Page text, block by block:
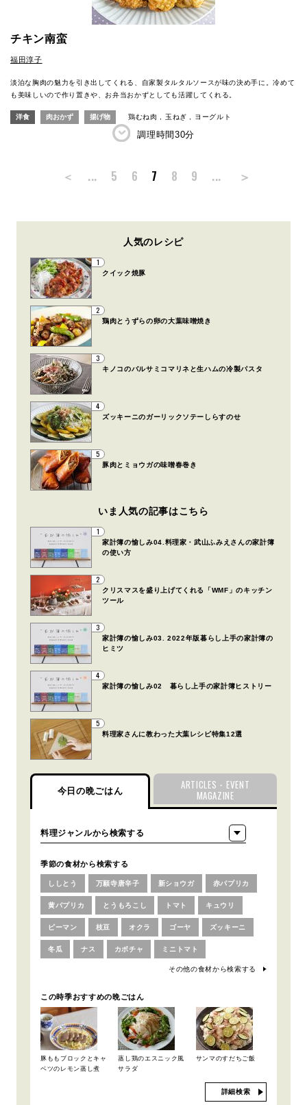
チキン南蛮
福田淳子
淡泊な胸肉の魅力を引き出してくれる、自家製タルタルソースが味の決め手に。冷めて
も美味しいので作り置きや、お弁当おかずとしても活躍してくれる。
洋食 肉おかず 揚げ物 鶏むね肉 玉ねぎ ヨーグルト
調理時間30分
＜ ... 5 6 7 8 9 ... ＞
人気のレシピ
1
クイック焼豚
2
鶏肉とうずらの卵の大葉味噌焼き
3
キノコのバルサミコマリネと生ハムの冷製パスタ
4
ズッキーニのガーリックソテーしらすのせ
5
豚肉とミョウガの味噌春巻き
いま人気の記事はこちら
1
家計簿の愉しみ04.料理家・武山ふみえさんの家計簿
の使い方
2
クリスマスを盛り上げてくれる「WMF」のキッチン
ツール
3
家計簿の愉しみ03. 2022年版暮らし上手の家計簿の
ヒミツ
4
家計簿の愉しみ02 暮らし上手の家計簿ヒストリー
5
料理家さんに教わった大葉レシピ特集12選
今日の晩ごはん
ARTICLES・EVENT
MAGAZINE
季節の食材から検索する
ししとう 万願寺唐辛子 新ショウガ 赤パプリカ
黄パプリカ とうもろこし トマト キュウリ
ピーマン 枝豆 オクラ ゴーヤ ズッキーニ
冬瓜 ナス カボチャ ミニトマト
その他の食材から検索する
この時季おすすめの晩ごはん
豚ももブロックとキャ
ベツのレモン蒸し煮
蒸し鶏のエスニック風
サラダ
サンマのすだちご飯
詳細検索